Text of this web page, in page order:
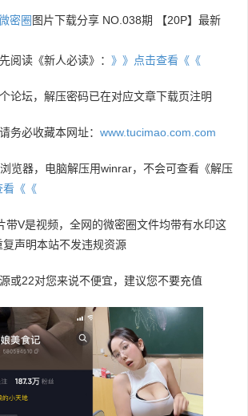
密圈 图片下载分享 NO.038期 【20P】最新
阅读《新人必读》： 》》点击查看《《
论坛，解压密码已在对应文章下载页注明
务必收藏本网址： www.tucimao.com.com
览器，电脑解压用winrar，不会可查看《解压
看《《
带V是视频，全网的微密圈文件均带有水印这
声明本站不发违规资源
或22对您来说不便宜，建议您不要充值